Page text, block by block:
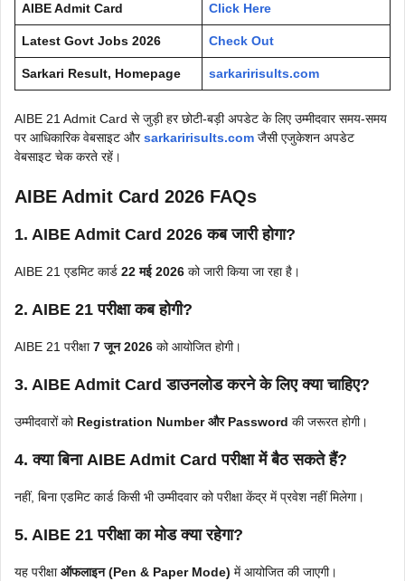
AIBE Admit Card Click Here
Latest Govt Jobs 2026 Check Out
Sarkari Result, Homepage sarkaririsults.com
AIBE 21 Admit Card से जुड़ी हर छोटी-बड़ी अपडेट के लिए उम्मीदवार समय-समय
पर आधिकारिक वेबसाइट औरsarkaririsults.com जैसी एजुकेशन अपडेट
वेबसाइट चेक करते रहें।
AIBE Admit Card 2026 FAQs
1. AIBE Admit Card 2026 कब जारी होगा?
AIBE 21 एडमिट कार्ड 22 मई 2026 को जारी किया जा रहा है।
2. AIBE 21 परीक्षा कब होगी?
AIBE 21 परीक्षा7 जून 2026 को आयोजित होगी।
3. AIBE Admit Card डाउनलोड करने के लिए क्या चाहिए?
उम्मीदवारों को Registration Number और Password की जरूरत होगी।
4. क्या बिना AIBE Admit Card परीक्षा में बैठ सकते हैं?
नहीं, बिना एडमिट कार्ड किसी भी उम्मीदवार को परीक्षा केंद्र में प्रवेश नहीं मिलेगा।
5. AIBE 21 परीक्षा का मोड क्या रहेगा?
यह परीक्षाऑफलाइन (Pen & Paper Mode) में आयोजित की जाएगी।